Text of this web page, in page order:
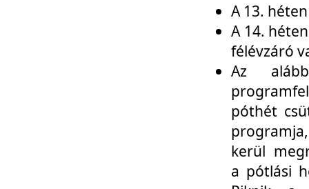
A 13.
A 14.
félévzáró
Az
póthét
kerül
a pótlási